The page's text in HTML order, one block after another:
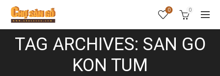
0 0
TAG ARCHIVES: SAN GO
KON TUM